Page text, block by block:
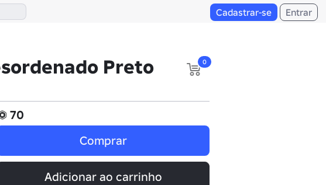
Cadastrar-se Entrar
Preto 0
70
Comprar
Adicionar ao carrinho